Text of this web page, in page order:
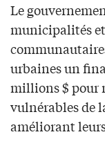
Le
municipalités
urbaines un
millions $ pour
vulnérables de
améliorant